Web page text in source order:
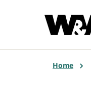
Home